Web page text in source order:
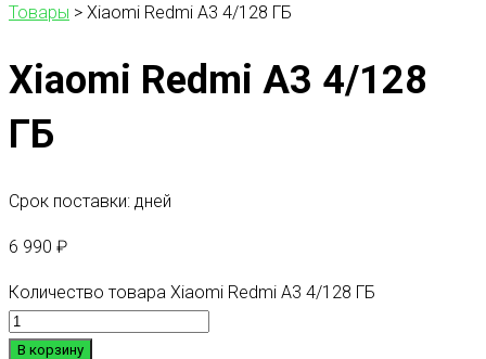
Товары > Xiaomi Redmi A3 4/128 ГБ
Xiaomi Redmi A3 4/128
ГБ
Срок поставки: дней
6 990 ₽
Количество товара Xiaomi Redmi A3 4/128 ГБ
В корзину